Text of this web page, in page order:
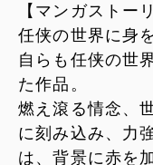
【マンガストー
任侠の世界に身
自らも任侠の世
た作品。
燃え滾る情念、
に刻み込み、力
は、背景に赤を